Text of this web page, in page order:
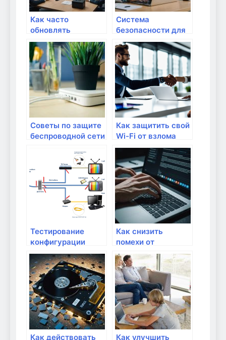
Как часто
обновлять
прошивку
маршрутизатора
Система
безопасности для
домашней сети
Советы по защите
беспроводной сети
Как защитить свой
Wi-Fi от взлома
Тестирование
конфигурации
маршрутизатора:
что проверить?
Как снизить
помехи от
соседских Wi-Fi
сетей?
Как действовать Как улучшить